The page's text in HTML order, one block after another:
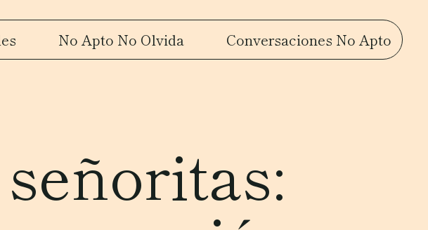
No Apto No Olvida Conversaciones No Apto